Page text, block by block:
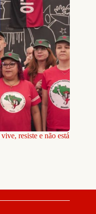
resiste e não está